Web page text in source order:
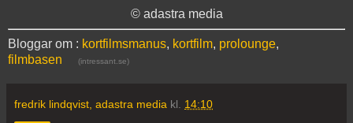
© adastra media
Bloggar om : kortfilmsmanus, kortfilm, prolounge,
filmbasen
(intressant.se)
fredrik lindqvist, adastra media kl. 14:10